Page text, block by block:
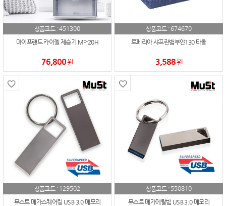
상품코드 :451300
마이프랜드 카이젤 제습기 MF-20H
76,800원
상품코드 : 674670
로페리아 샤프란뱀부얀130 타올
3,588원
상품코드 : 129502
뮤스트 메가스퀘어링 USB 3.0 메모리
상품코드 : 550810
뮤스트 메가메탈빔 USB 3.0 메모리